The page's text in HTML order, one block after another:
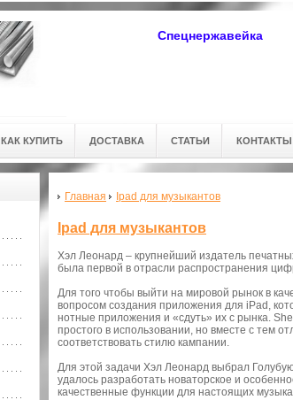
Спецнержавейка
КАК КУПИТЬ ДОСТАВКА СТАТЬИ КОНТАКТЫ
Главная Ipad для музыкантов
Ipad для музыкантов
Хэл Леонард – крупнейший издатель
была первой в отрасли распространения
Для того чтобы выйти на мировой рынок в
вопросом создания приложения для iPad,
нотные приложения и «сдуть» их с рынка.
простого в использовании, но вместе с тем
соответствовать стилю кампании.
Для этой задачи Хэл Леонард выбрал
удалось разработать новаторское и
качественные функции для настоящих